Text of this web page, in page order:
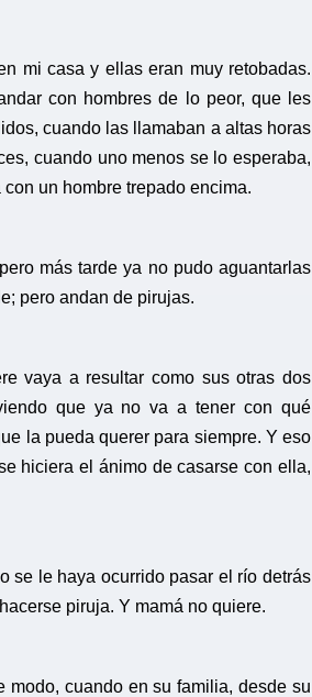
mi casa y ellas eran muy retobadas.
con hombres de lo peor, que les
cuando las llamaban a altas horas
cuando uno menos se lo esperaba,
un hombre trepado encima.
más tarde ya no pudo aguantarlas
pero andan de pirujas.
vaya a resultar como sus otras dos
que ya no va a tener con qué
la pueda querer para siempre. Y eso
hiciera el ánimo de casarse con ella,
se le haya ocurrido pasar el río detrás
piruja. Y mamá no quiere.
cuando en su familia, desde su